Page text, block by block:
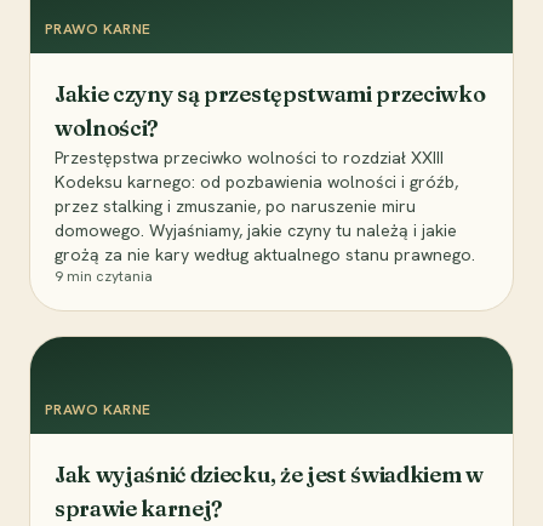
PRAWO KARNE
Jakie czyny są przestępstwami przeciwko
wolności?
Przestępstwa przeciwko wolności to rozdział XXIII
Kodeksu karnego: od pozbawienia wolności i gróźb,
przez stalking i zmuszanie, po naruszenie miru
domowego. Wyjaśniamy, jakie czyny tu należą i jakie
grożą za nie kary według aktualnego stanu prawnego.
9 min czytania
PRAWO KARNE
Jak wyjaśnić dziecku, że jest świadkiem w
sprawie karnej?